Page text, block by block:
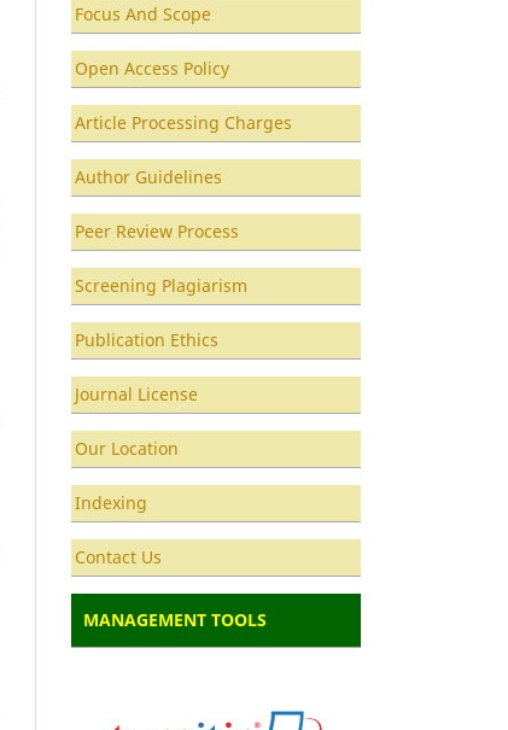
Focus And Scope
Open Access Policy
Article Processing Charges
Author Guidelines
Peer Review Process
Screening Plagiarism
Publication Ethics
Journal License
Our Location
Indexing
Contact Us
MANAGEMENT TOOLS